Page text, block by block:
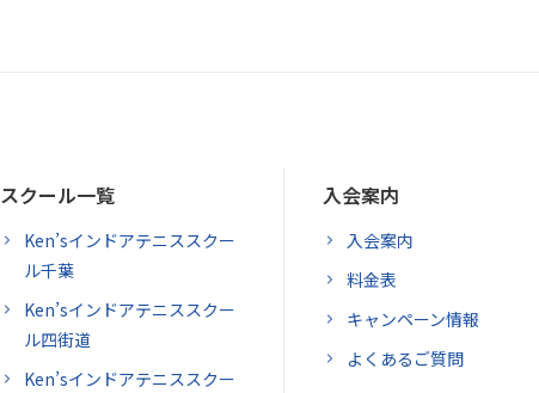
スクール一覧
Ken’sインドアテニススクー
ル千葉
Ken’sインドアテニススクー
ル四街道
Ken’sインドアテニススクー
入会案内
入会案内
料金表
キャンペーン情報
よくあるご質問